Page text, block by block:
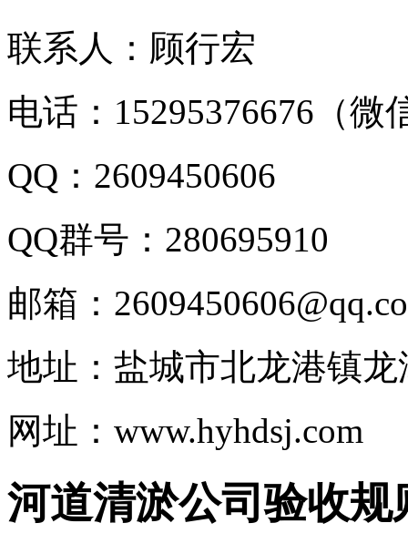
联系人：顾行宏
电话：15295376676（微
QQ：2609450606
QQ群号：280695910
邮箱：
地址：盐城市北龙港镇龙
网址：www.hyhdsj.com
河道清淤公司验收规